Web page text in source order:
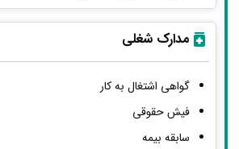
مدارک شغلی
گواهی اشتغال به کار
فیش حقوقی
سابقه بیمه